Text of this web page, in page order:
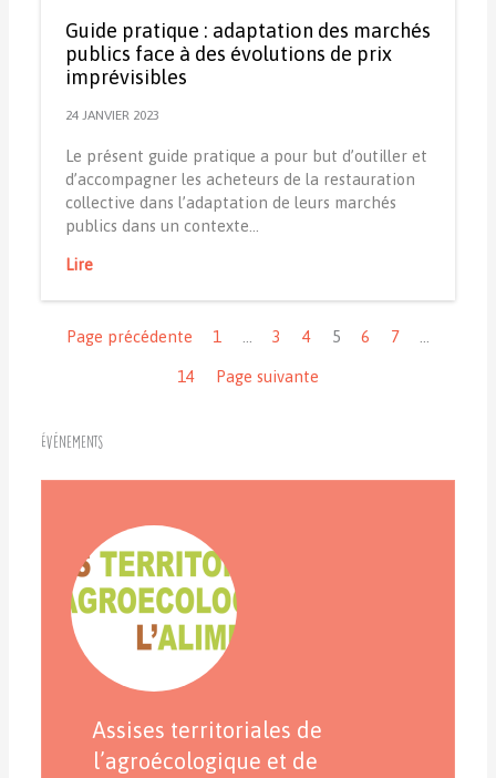
Guide pratique : adaptation des marchés
publics face à des évolutions de prix
imprévisibles
24 JANVIER 2023
Le présent guide pratique a pour but d’outiller et
d’accompagner les acheteurs de la restauration
collective dans l’adaptation de leurs marchés
publics dans un contexte…
Lire
Page précédente
1 3 4 5 6 7
14 Page suivante
Événements
Assises territoriales de
l’agroécologique et de